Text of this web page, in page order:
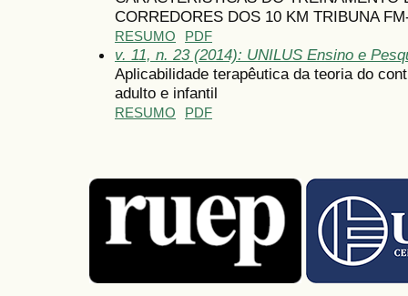
CORREDORES DOS 10 KM TRIBUNA
RESUMO PDF
v. 11, n. 23 (2014): UNILUS Ensino e
Aplicabilidade terapêutica da teoria do
adulto e infantil
RESUMO PDF